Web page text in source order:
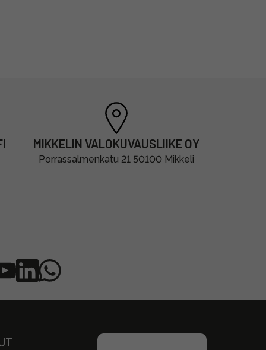
MIKKELIN VALOKUVAUSLIIKE OY
Porrassalmenkatu 21 50100 Mikkeli